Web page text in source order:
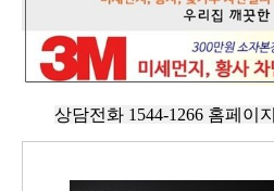
상담전화 1544-1266 홈페이지